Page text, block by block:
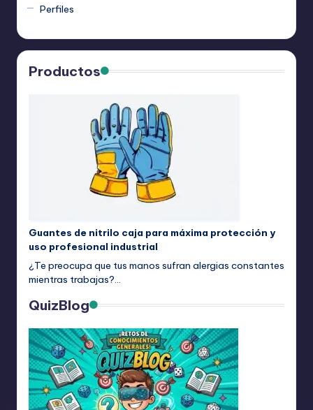
Perfiles
Productos
Guantes de nitrilo caja para máxima protección y
uso profesional industrial
¿Te preocupa que tus manos sufran alergias constantes
mientras trabajas?…
QuizBlog